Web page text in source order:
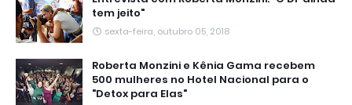
tem jeito"
sexta-feira, outubro 05, 2018
Roberta Monzini e Kênia Gama recebem
500 mulheres no Hotel Nacional para o
"Detox para Elas"